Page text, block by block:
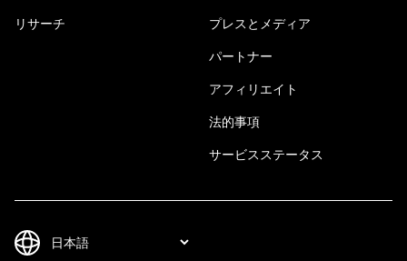
リサーチ プレスとメディア
パートナー
アフィリエイト
法的事項
サービスステータス